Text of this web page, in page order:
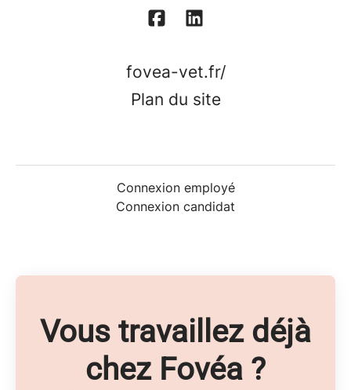
fovea-vet.fr/
Plan du site
Connexion employé
Connexion candidat
Vous travaillez déjà
chez Fovéa ?